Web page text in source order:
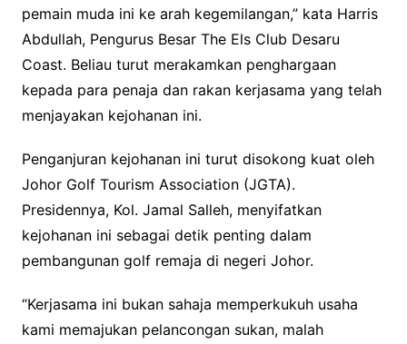
pemain muda ini ke arah kegemilangan,” kata Harris
Abdullah, Pengurus Besar The Els Club Desaru
Coast. Beliau turut merakamkan penghargaan
kepada para penaja dan rakan kerjasama yang telah
menjayakan kejohanan ini.
Penganjuran kejohanan ini turut disokong kuat oleh
Johor Golf Tourism Association (JGTA).
Presidennya, Kol. Jamal Salleh, menyifatkan
kejohanan ini sebagai detik penting dalam
pembangunan golf remaja di negeri Johor.
“Kerjasama ini bukan sahaja memperkukuh usaha
kami memajukan pelancongan sukan, malah